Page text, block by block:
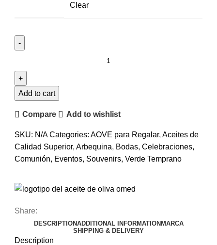
Clear
Add to cart
Compare Add to wishlist
SKU: N/ACategories: AOVE para Regalar, Aceites de
Calidad Superior, Arbequina, Bodas, Celebraciones,
Comunión, Eventos, Souvenirs, Verde Temprano
Share:
DESCRIPTIONADDITIONAL INFORMATION MARCA
SHIPPING & DELIVERY
Description